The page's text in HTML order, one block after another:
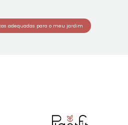
adequadas para o meu jardim